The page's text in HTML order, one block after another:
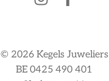
© 2026 Kegels Juweliers
BE 0425 490 401